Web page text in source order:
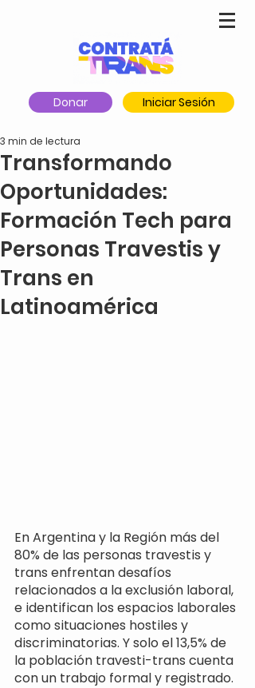
Donar Iniciar Sesión
Transformando
Oportunidades:
Formación Tech para
Personas Travestis y
Trans en
Latinoamérica
3 min de lectura
En Argentina y la Región más del
80% de las personas travestis y
trans enfrentan desafíos
relacionados a la exclusión laboral,
e identifican los espacios laborales
como situaciones hostiles y
discriminatorias. Y solo el 13,5% de
la población travesti-trans cuenta
con un trabajo formal y registrado.